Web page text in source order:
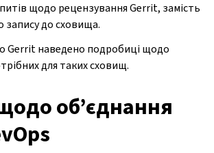
щодо рецензування Gerrit, замість
запису до сховища.
Gerrit наведено подробиці щодо
для таких сховищ.
об’єднання